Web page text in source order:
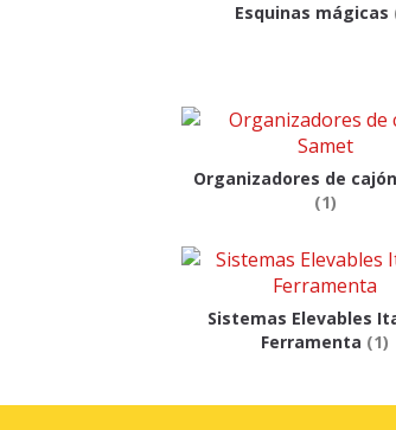
Esquinas mágicas
Organizadores de
(1)
Sistemas Elevables
Ferramenta (1)